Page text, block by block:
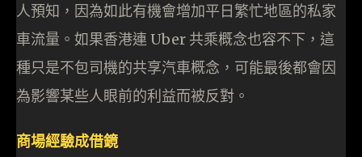
人預知，因為如此有機會增加平日繁忙地區的私家
車流量。如果香港連 Uber 共乘概念也容不下，這
種只是不包司機的共享汽車概念，可能最後都會因
為影響某些人眼前的利益而被反對。
商場經驗成借鏡